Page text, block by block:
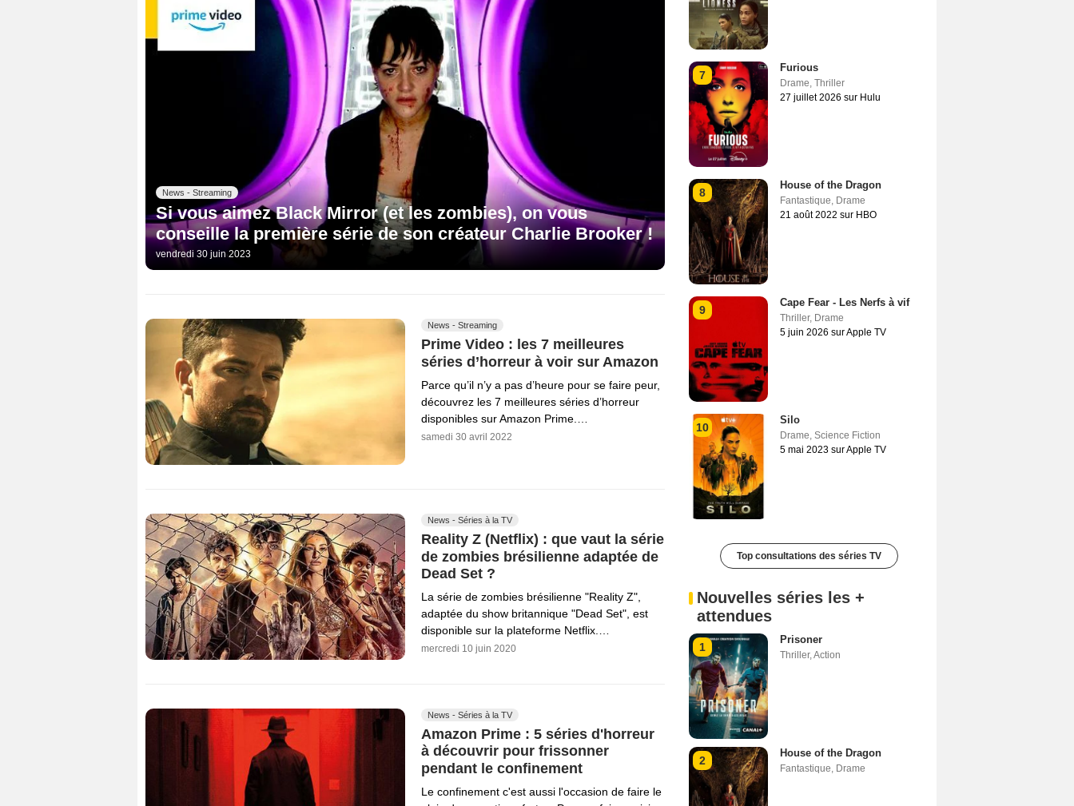
News - Streaming
Si vous aimez Black Mirror (et les zombies), on vous
conseille la première série de son créateur Charlie Brooker !
vendredi 30 juin 2023
News - Streaming
Prime Video : les 7 meilleures
séries d’horreur à voir sur Amazon
Parce qu’il n’y a pas d’heure pour se faire peur,
découvrez les 7 meilleures séries d’horreur
disponibles sur Amazon Prime.…
samedi 30 avril 2022
News - Séries à la TV
Reality Z (Netflix) : que vaut la série
de zombies brésilienne adaptée de
Dead Set ?
La série de zombies brésilienne "Reality Z",
adaptée du show britannique "Dead Set", est
disponible sur la plateforme Netflix.…
mercredi 10 juin 2020
News - Séries à la TV
Amazon Prime : 5 séries d'horreur
à découvrir pour frissonner
pendant le confinement
Le confinement c'est aussi l'occasion de faire le
7
Furious
Drame, Thriller
27 juillet 2026 sur Hulu
8
House of the Dragon
Fantastique, Drame
21 août 2022 sur HBO
9
Cape Fear - Les Nerfs à vif
Thriller, Drame
5 juin 2026 sur Apple TV
10
Silo
Drame, Science Fiction
5 mai 2023 sur Apple TV
Top consultations des séries TV
Nouvelles séries les +
attendues
1
Prisoner
Thriller,Action
2
House of the Dragon
Fantastique, Drame